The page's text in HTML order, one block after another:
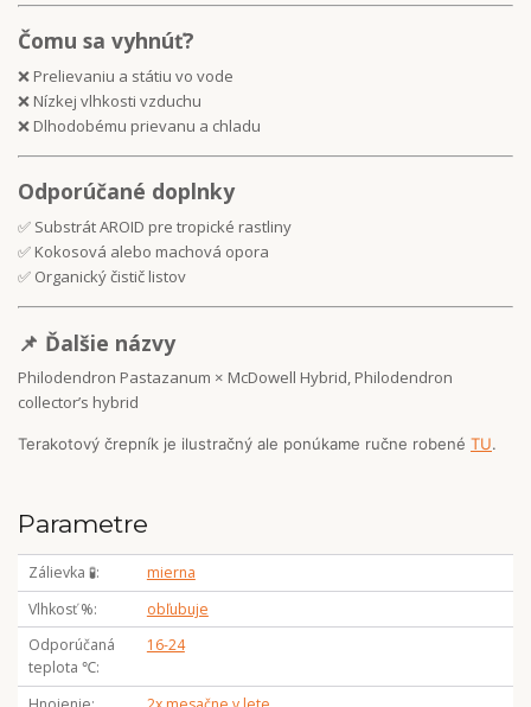
Čomu sa vyhnúť?
❌ Prelievaniu a státiu vo vode
❌ Nízkej vlhkosti vzduchu
❌ Dlhodobému prievanu a chladu
Odporúčané doplnky
✅ Substrát AROID pre tropické rastliny
✅ Kokosová alebo machová opora
✅ Organický čistič listov
📌 Ďalšie názvy
Philodendron Pastazanum × McDowell Hybrid, Philodendron
collector’s hybrid
Terakotový črepník je ilustračný ale ponúkame ručne robené TU.
Parametre
Zálievka 🧪
mierna
Vlhkosť %
obľubuje
Odporúčaná
teplota ℃
16-24